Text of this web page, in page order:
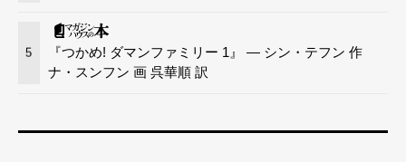
5
『つかめ! ダマンファミリー 1』 — シン・テフン 作
ナ・スンフン 画 呉華順 訳